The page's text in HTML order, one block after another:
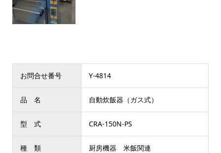
お問合せ番号 Y-4814
品 名 自動炊飯器（ガス式）
型 式 CRA-150N-PS
種 類 厨房機器 米飯関連